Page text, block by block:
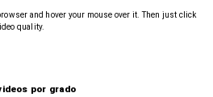
and hover your mouse over it. Then just click
quality.
por grado